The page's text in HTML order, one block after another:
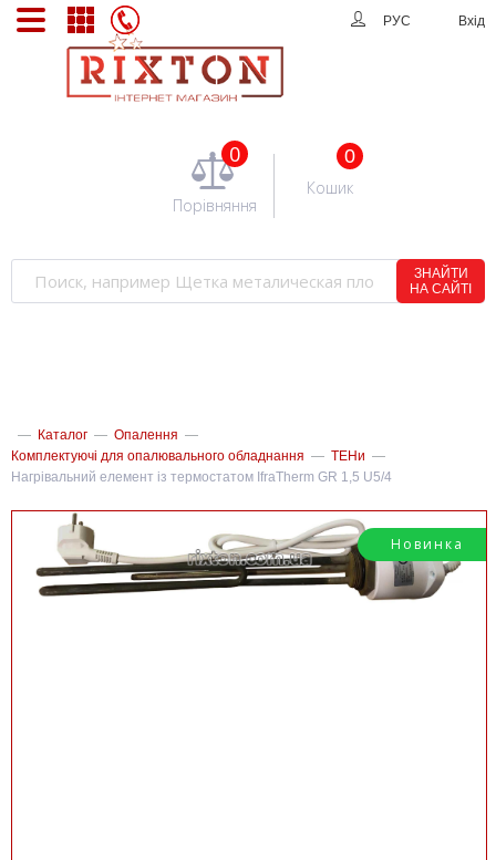
РУС Вхід
0
Порівняння
0
Кошик
ЗНАЙТИ
НА САЙТІ
— Каталог — Опалення —
Комплектуючі для опалювального обладнання — ТЕНи —
Нагрівальний елемент із термостатом IfraTherm GR 1,5 U5/4